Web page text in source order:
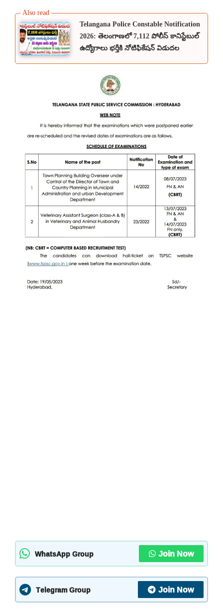
Telangana Police Constable Notification
2026: తెలంగాణలో 7,112 పోలీస్ కానిస్టేబుల్
ఉద్యోగాలు భర్తీకి నోటిఫికేషన్ విడుదల
WhatsApp Group Join Now
Telegram Group Join Now